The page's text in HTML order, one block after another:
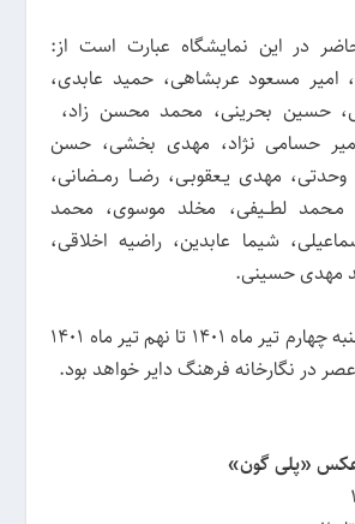
در این نمایشگاه عبارت است از:
امیر مسعود عربشاهی، حمید عابدی،
حسین بحرینی، محمد محسن زاد،
حسامی نژاد، مهدی بخشی، حسن
مهدی یـعقوبـی، رضــا رمــضانی،
مـحمد لطــیفی، مخلد موسوی، محمد
شیما عابدین، راضیه اخلاقی،
مهدی حسینی.
این نمایشگاه از شنبه چهارم تیر ماه 1401 تا نهم تیر ماه 1401
عکس «پلی گون»